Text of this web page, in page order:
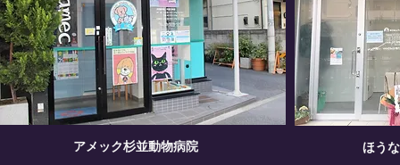
アメック杉並動物病院 ほう